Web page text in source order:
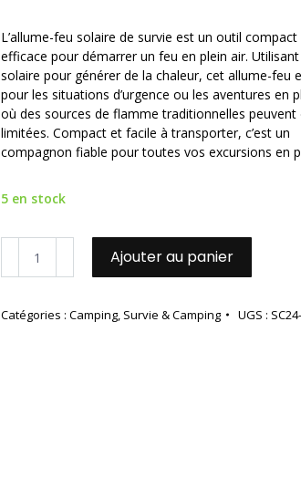
L’allume-feu solaire de survie est un outil
efficace pour démarrer un feu en plein air. Utilisant
solaire pour générer de la chaleur, cet allume-feu
pour les situations d’urgence ou les aventures en
où des sources de flamme traditionnelles peuvent
limitées. Compact et facile à transporter, c’est un
compagnon fiable pour toutes vos excursions en
5 en stock
10
Ajouter au panier
Catégories : Camping, Survie & Camping UGS :